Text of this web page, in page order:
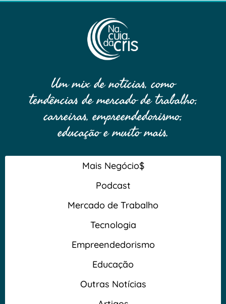
Um mix de notícias, como
tendências de mercado de trabalho,
carreiras, empreendedorismo,
educação e muito mais.
Mais Negócio$
Podcast
Mercado de Trabalho
Tecnologia
Empreendedorismo
Educação
Outras Notícias